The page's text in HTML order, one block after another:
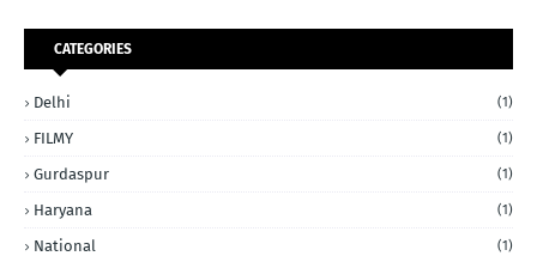
CATEGORIES
Delhi (1)
FILMY (1)
Gurdaspur (1)
Haryana (1)
National (1)